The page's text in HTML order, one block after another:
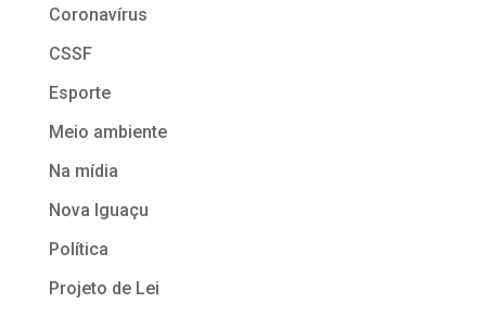
Coronavírus
CSSF
Esporte
Meio ambiente
Na mídia
Nova Iguaçu
Política
Projeto de Lei